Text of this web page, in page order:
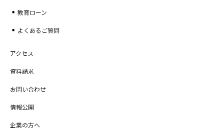
教育ローン
よくあるご質問
アクセス
資料請求
お問い合わせ
情報公開
企業の方へ